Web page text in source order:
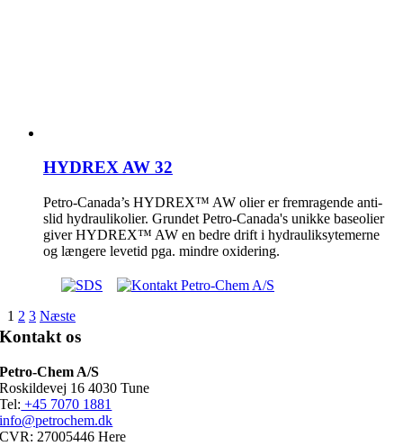
HYDREX AW 32
Petro-Canada’s HYDREX™ AW olier er fremragende anti-
slid hydraulikolier. Grundet Petro-Canada's unikke baseolier
giver HYDREX™ AW en bedre drift i hydrauliksytemerne
og længere levetid pga. mindre oxidering.
1 2 3 Næste
Kontakt os
Petro-Chem A/S
Roskildevej 16 4030 Tune
Tel: +45 7070 1881
info@petrochem.dk
CVR: 27005446 Here